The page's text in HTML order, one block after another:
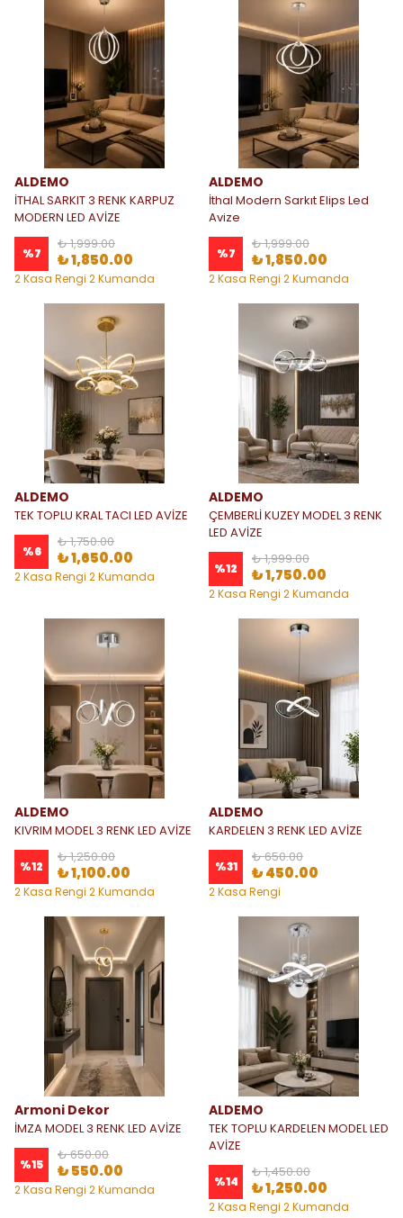
ALDEMO
İTHAL SARKIT 3 RENK KARPUZ
MODERN LED AVİZE
%7
₺ 1,999.00
₺ 1,850.00
2 Kasa Rengi 2 Kumanda
ALDEMO
İthal Modern Sarkıt Elips Led
Avize
%7
₺ 1,999.00
₺ 1,850.00
2 Kasa Rengi 2 Kumanda
ALDEMO
TEK TOPLU KRAL TACI LED AVİZE
%6
₺ 1,750.00
₺ 1,650.00
2 Kasa Rengi 2 Kumanda
ALDEMO
ÇEMBERLİ KUZEY MODEL 3 RENK
LED AVİZE
%12
₺ 1,999.00
₺ 1,750.00
2 Kasa Rengi 2 Kumanda
ALDEMO
KIVRIM MODEL 3 RENK LED AVİZE
%12
₺ 1,250.00
₺ 1,100.00
2 Kasa Rengi 2 Kumanda
ALDEMO
KARDELEN 3 RENK LED AVİZE
%31
₺ 650.00
₺ 450.00
2 Kasa Rengi
Armoni Dekor
İMZA MODEL 3 RENK LED AVİZE
%15
₺ 650.00
₺ 550.00
2 Kasa Rengi 2 Kumanda
ALDEMO
TEK TOPLU KARDELEN MODEL LED
AVİZE
%14
₺ 1,450.00
₺ 1,250.00
2 Kasa Rengi 2 Kumanda